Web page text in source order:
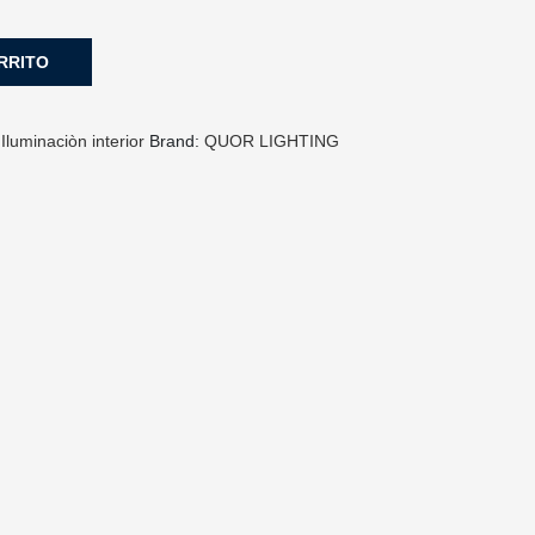
Iluminaciòn interior Brand:QUOR LIGHTING